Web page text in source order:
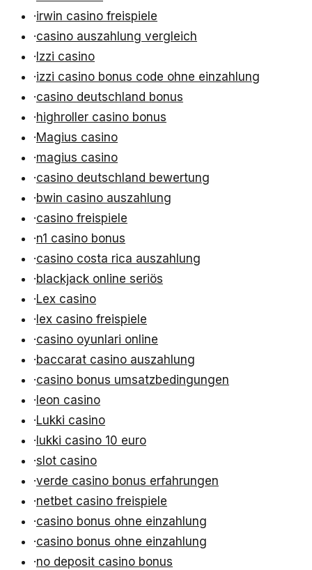
·irwin casino freispiele
·casino auszahlung vergleich
·Izzi casino
·izzi casino bonus code ohne einzahlung
·casino deutschland bonus
·highroller casino bonus
·Magius casino
·magius casino
·casino deutschland bewertung
·bwin casino auszahlung
·casino freispiele
·n1 casino bonus
·casino costa rica auszahlung
·blackjack online seriös
·Lex casino
·lex casino freispiele
·casino oyunlari online
·baccarat casino auszahlung
·casino bonus umsatzbedingungen
·leon casino
·Lukki casino
·lukki casino 10 euro
·slot casino
·verde casino bonus erfahrungen
·netbet casino freispiele
·casino bonus ohne einzahlung
·casino bonus ohne einzahlung
·no deposit casino bonus